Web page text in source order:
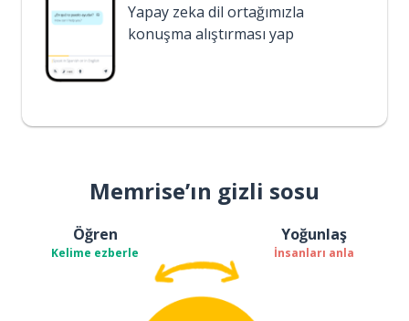
Yapay zeka dil ortağımızla
konuşma alıştırması yap
Memrise’ın gizli sosu
Öğren
Kelime ezberle
Yoğunlaş
İnsanları anla